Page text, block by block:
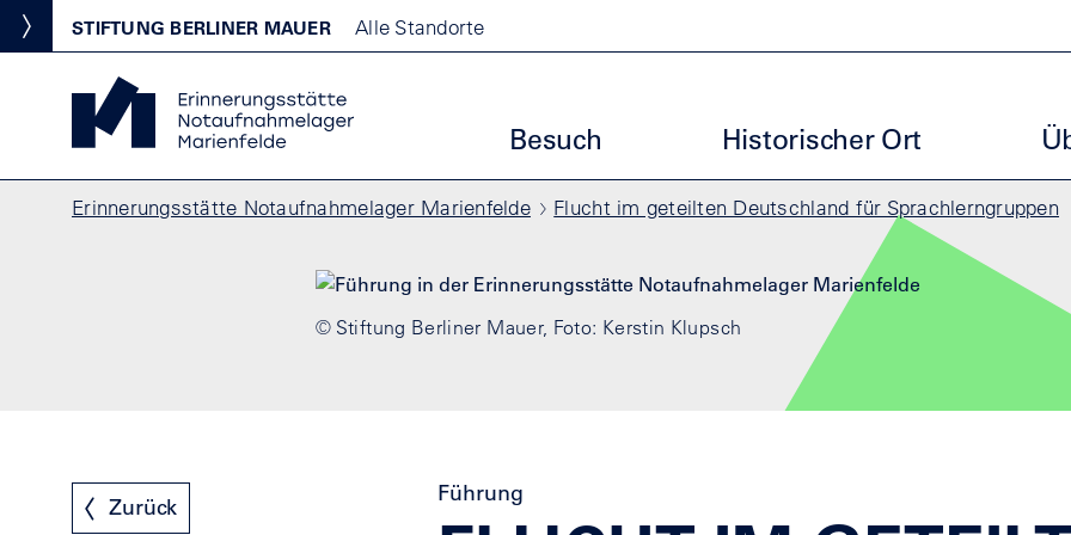
Direkt zum Inhalt
Standortmenu
Show locations
STIFTUNG BERLINER MAUER Alle Standorte
Erinnerungsstätte Notaufnahmelager Marienfelde Startseite
Hauptmenu ENM
Besuch Historischer Ort
Pfadnavigation
Erinnerungsstätte Notaufnahmelager Marienfelde Flucht im geteilten Deutschland für Sprachlerngruppen
© Stiftung Berliner Mauer, Foto: Kerstin Klupsch
Zurück
Führung